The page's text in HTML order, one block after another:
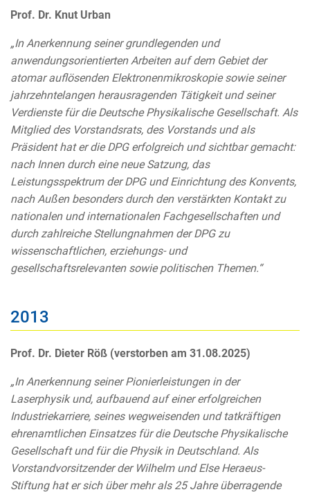
Prof. Dr. Knut Urban
„In Anerkennung seiner grundlegenden und
anwendungsorientierten Arbeiten auf dem Gebiet der
atomar auflösenden Elektronenmikroskopie sowie seiner
jahrzehntelangen herausragenden Tätigkeit und seiner
Verdienste für die Deutsche Physikalische Gesellschaft. Als
Mitglied des Vorstandsrats, des Vorstands und als
Präsident hat er die DPG erfolgreich und sichtbar gemacht:
nach Innen durch eine neue Satzung, das
Leistungsspektrum der DPG und Einrichtung des Konvents,
nach Außen besonders durch den verstärkten Kontakt zu
nationalen und internationalen Fachgesellschaften und
durch zahlreiche Stellungnahmen der DPG zu
wissenschaftlichen, erziehungs- und
gesellschaftsrelevanten sowie politischen Themen.“
2013
Prof. Dr. Dieter Röß (verstorben am 31.08.2025)
„In Anerkennung seiner Pionierleistungen in der
Laserphysik und, aufbauend auf einer erfolgreichen
Industriekarriere, seines wegweisenden und tatkräftigen
ehrenamtlichen Einsatzes für die Deutsche Physikalische
Gesellschaft und für die Physik in Deutschland. Als
Vorstandvorsitzender der Wilhelm und Else Heraeus-
Stiftung hat er sich über mehr als 25 Jahre überragende